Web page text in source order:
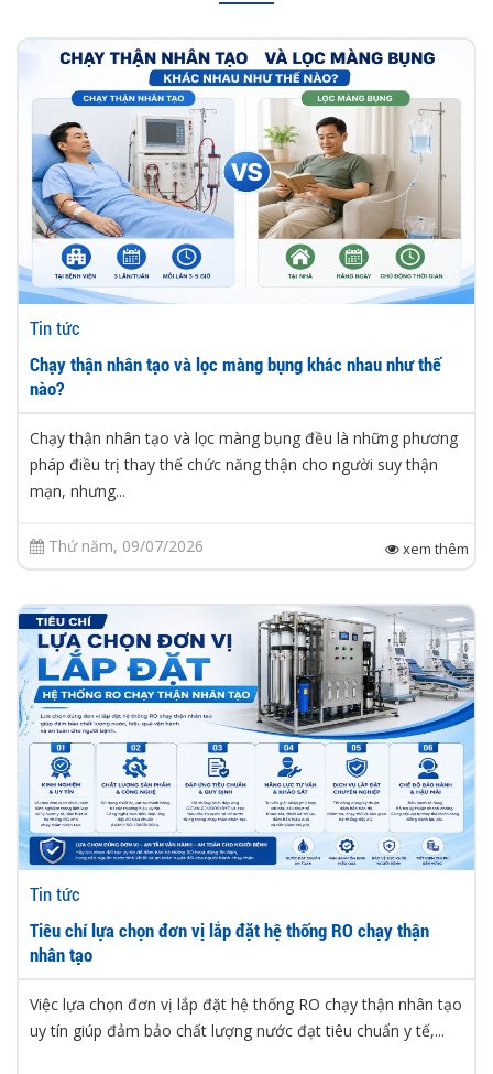
Tin tức
Chạy thận nhân tạo và lọc màng bụng khác nhau như thế
nào?
Chạy thận nhân tạo và lọc màng bụng đều là những phương
pháp điều trị thay thế chức năng thận cho người suy thận
mạn, nhưng...
Thứ năm, 09/07/2026 xem thêm
Tin tức
Tiêu chí lựa chọn đơn vị lắp đặt hệ thống RO chạy thận
nhân tạo
Việc lựa chọn đơn vị lắp đặt hệ thống RO chạy thận nhân tạo
uy tín giúp đảm bảo chất lượng nước đạt tiêu chuẩn y tế,...